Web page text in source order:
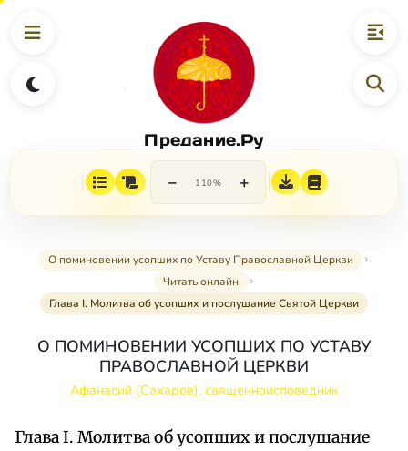
Предание.Ру
− 110% +
О поминовении усопших по Уставу Православной Церкви
Читать онлайн
Глава I. Молитва об усопших и послушание Святой Церкви
О ПОМИНОВЕНИИ УСОПШИХ ПО УСТАВУ
ПРАВОСЛАВНОЙ ЦЕРКВИ
Афанасий (Сахаров), священноисповедник
Глава I. Молитва об усопших и послушание